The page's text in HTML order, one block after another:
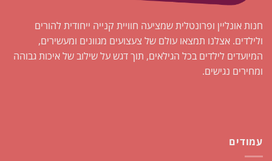
חנות אונליין ופרונטלית שמציעה חוויית קנייה ייחודית להורים
ולילדים. אצלנו תמצאו עולם של צעצועים מגוונים ומעשירים,
המיועדים לילדים בכל הגילאים, תוך דגש על שילוב של איכות גבוהה
ומחירים נגישים.
עמודים